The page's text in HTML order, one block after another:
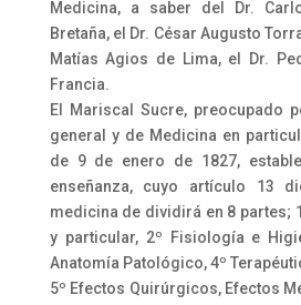
Medicina, a saber del Dr.
Bretaña, el Dr. César Augusto
Matías Agios de Lima, el Dr.
Francia.
El Mariscal Sucre, preocupado
general y de Medicina en
de 9 de enero de 1827,
enseñanza, cuyo artículo 13
medicina de dividirá en 8 partes;
y particular, 2º Fisiología e
Anatomía Patológico, 4º
5º Efectos Quirúrgicos, Efectos